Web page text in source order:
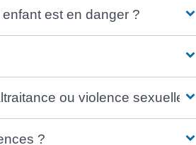
est en danger ?
ou violence sexuelle ?
?